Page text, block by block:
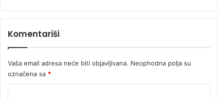
Komentariši
Vaša email adresa neće biti objavljivana. Neophodna polja su
označena sa *